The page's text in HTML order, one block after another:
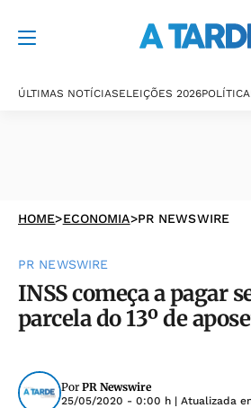
ÚLTIMAS NOTÍCIASELEIÇÕES 2026POLÍTICA
HOME>ECONOMIA>PR NEWSWIRE
PR NEWSWIRE
INSS começa a pagar
parcela do 13º de
Por PR Newswire
25/05/2020 - 0:00 h | Atualizada